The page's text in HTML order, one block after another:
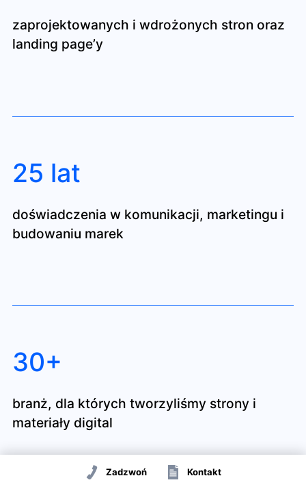
zaprojektowanych i wdrożonych stron oraz
landing page’y
25 lat
doświadczenia w komunikacji, marketingu i
budowaniu marek
30+
branż, dla których tworzyliśmy strony i
materiały digital
Zadzwoń Kontakt